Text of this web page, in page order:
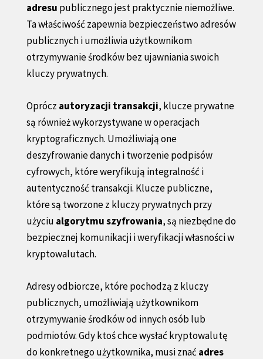
adresu publicznego jest praktycznie niemożliwe.
Ta właściwość zapewnia bezpieczeństwo adresów
publicznych i umożliwia użytkownikom
otrzymywanie środków bez ujawniania swoich
kluczy prywatnych.
Oprócz autoryzacji transakcji, klucze prywatne
są również wykorzystywane w operacjach
kryptograficznych. Umożliwiają one
deszyfrowanie danych i tworzenie podpisów
cyfrowych, które weryfikują integralność i
autentyczność transakcji. Klucze publiczne,
które są tworzone z kluczy prywatnych przy
użyciu algorytmu szyfrowania, są niezbędne do
bezpiecznej komunikacji i weryfikacji własności w
kryptowalutach.
Adresy odbiorcze, które pochodzą z kluczy
publicznych, umożliwiają użytkownikom
otrzymywanie środków od innych osób lub
podmiotów. Gdy ktoś chce wysłać kryptowalutę
do konkretnego użytkownika, musi znać adres